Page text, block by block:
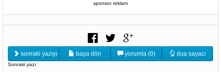
sponsor reklam
sonraki yazıyı oku başa dön yorumla (0) dua sayacı
Sonraki yazı :